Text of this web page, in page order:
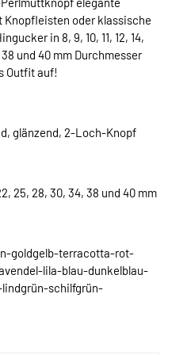
Knopfleisten oder klassische
in 8, 9, 10, 11, 12, 14,
38 und 40 mm Durchmesser
Outfit auf!
glänzend, 2-Loch-Knopf
25, 28, 30, 34, 38 und 40 mm
goldgelb-terracotta-rot-
lila-blau-dunkelblau-
schilfgrün-